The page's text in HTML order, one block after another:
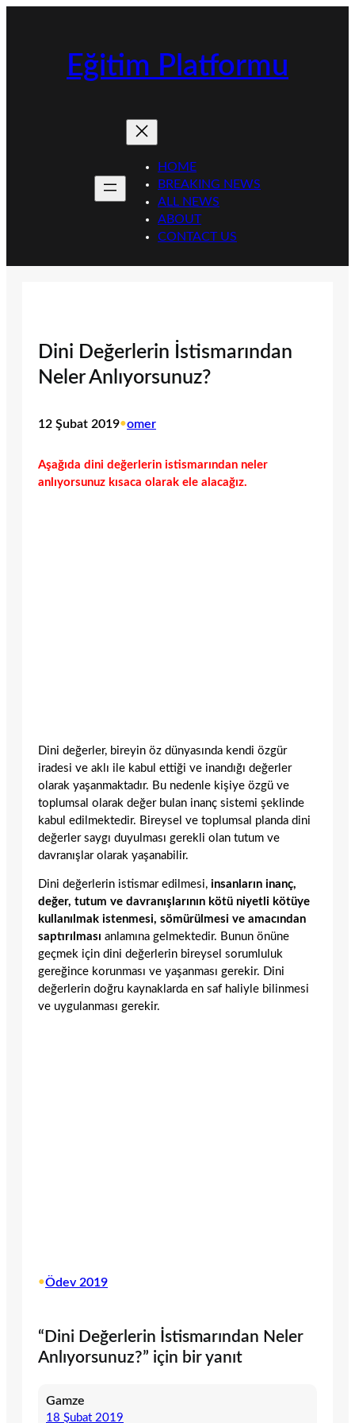
Eğitim Platformu
HOME
BREAKING NEWS
ALL NEWS
ABOUT
CONTACT US
Dini Değerlerin İstismarından
Neler Anlıyorsunuz?
12 Şubat 2019•omer
Aşağıda dini değerlerin istismarından neler
anlıyorsunuz kısaca olarak ele alacağız.
Dini değerler, bireyin öz dünyasında kendi özgür
iradesi ve aklı ile kabul ettiği ve inandığı değerler
olarak yaşanmaktadır. Bu nedenle kişiye özgü ve
toplumsal olarak değer bulan inanç sistemi şeklinde
kabul edilmektedir. Bireysel ve toplumsal planda dini
değerler saygı duyulması gerekli olan tutum ve
davranışlar olarak yaşanabilir.
Dini değerlerin istismar edilmesi, insanların inanç,
değer, tutum ve davranışlarının kötü niyetli kötüye
kullanılmak istenmesi, sömürülmesi ve amacından
saptırılması anlamına gelmektedir. Bunun önüne
geçmek için dini değerlerin bireysel sorumluluk
gereğince korunması ve yaşanması gerekir. Dini
değerlerin doğru kaynaklarda en saf haliyle bilinmesi
ve uygulanması gerekir.
•Ödev 2019
“Dini Değerlerin İstismarından Neler
Anlıyorsunuz?” için bir yanıt
Gamze
18 Şubat 2019